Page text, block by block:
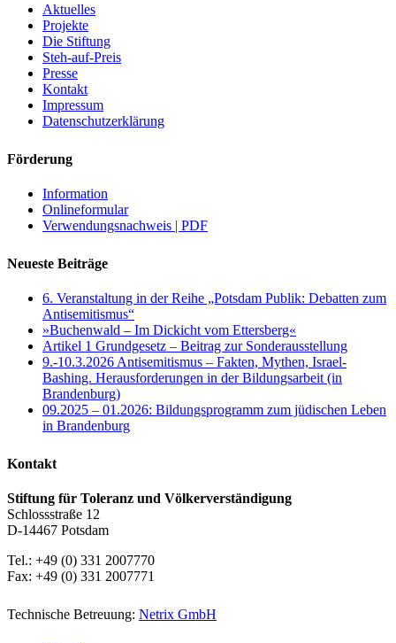
Aktuelles
Projekte
Die Stiftung
Steh-auf-Preis
Presse
Kontakt
Impressum
Datenschutzerklärung
Förderung
Information
Onlineformular
Verwendungsnachweis | PDF
Neueste Beiträge
6. Veranstaltung in der Reihe „Potsdam Publik: Debatten zum
Antisemitismus“
»Buchenwald – Im Dickicht vom Ettersberg«
Artikel 1 Grundgesetz – Beitrag zur Sonderausstellung
9.-10.3.2026 Antisemitismus – Fakten, Mythen, Israel-
Bashing. Herausforderungen in der Bildungsarbeit (in
Brandenburg)
09.2025 – 01.2026: Bildungsprogramm zum jüdischen Leben
in Brandenburg
Kontakt
Stiftung für Toleranz und Völkerverständigung
Schlossstraße 12
D-14467 Potsdam
Tel.: +49 (0) 331 2007770
Fax: +49 (0) 331 2007771
Technische Betreuung: Netrix GmbH